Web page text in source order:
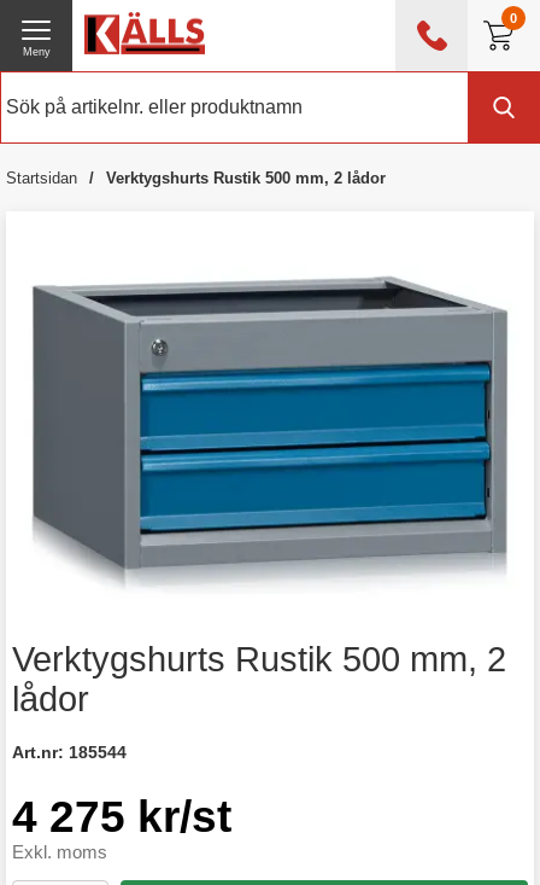
0
0476 - 214 80
Meny
Startsidan Verktygshurts Rustik 500 mm, 2 lådor
Verktygshurts Rustik 500 mm, 2
lådor
Art.nr: 185544
4 275 kr/st
Exkl. moms